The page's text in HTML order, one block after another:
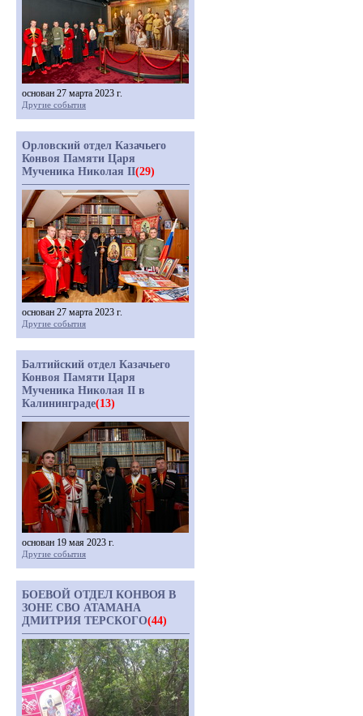
основан 27 марта 2023 г.
Другие события
Орловский отдел Казачьего
Конвоя Памяти Царя
Мученика Николая II(29)
основан 27 марта 2023 г.
Другие события
Балтийский отдел Казачьего
Конвоя Памяти Царя
Мученика Николая II в
Калининграде(13)
основан 19 мая 2023 г.
Другие события
БОЕВОЙ ОТДЕЛ КОНВОЯ В
ЗОНЕ СВО АТАМАНА
ДМИТРИЯ ТЕРСКОГО(44)